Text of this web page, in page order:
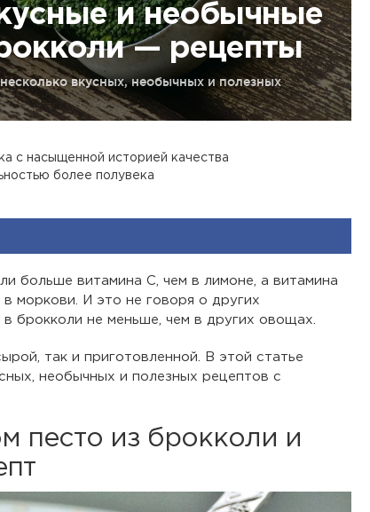
и необычные
— рецепты
вкусных, необычных и полезных
с насыщенной историей качества
более полувека
больше витамина С, чем в лимоне, а витамина
моркови. И это не говоря о других
брокколи не меньше, чем в других овощах.
так и приготовленной. В этой статье
необычных и полезных рецептов с
песто из брокколи и